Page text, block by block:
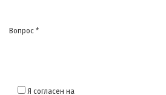
Вопрос *
Я согласен на